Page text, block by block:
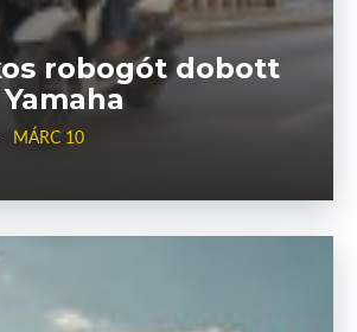
robogót dobott
MÁRC 10